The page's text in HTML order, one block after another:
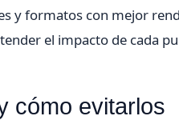
y formatos con mejor
el impacto de cada
cómo evitarlos